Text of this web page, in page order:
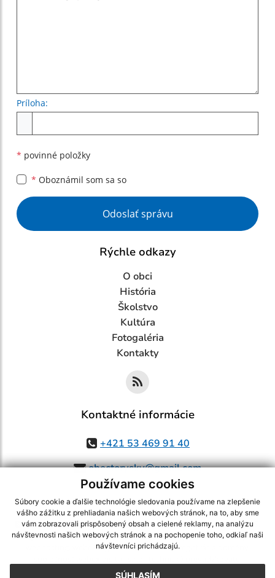
Používame cookies
Súbory cookie a ďalšie technológie sledovania používame na zlepšenie
vášho zážitku z prehliadania našich webových stránok, na to, aby sme
vám zobrazovali prispôsobený obsah a cielené reklamy, na analýzu
návštevnosti našich webových stránok a na pochopenie toho, odkiaľ naši
návštevníci prichádzajú.
SÚHLASÍM
Príloha:
* povinné položky
* Oboznámil som sa so
Google reCaptcha Response
Odoslať správu
Rýchle odkazy
O obci
História
Školstvo
Kultúra
Fotogaléria
Kontakty
Kontaktné informácie
+421 53 469 91 40
obectorysky@gmail.com
využite možnosť získavania aktuálnych informácií s využitím RSS
CMS systém (redakčný) systém ECHELON 2,Mapa stránok,web portál
webex.digital, s.r.o.,domény,registrácia domény